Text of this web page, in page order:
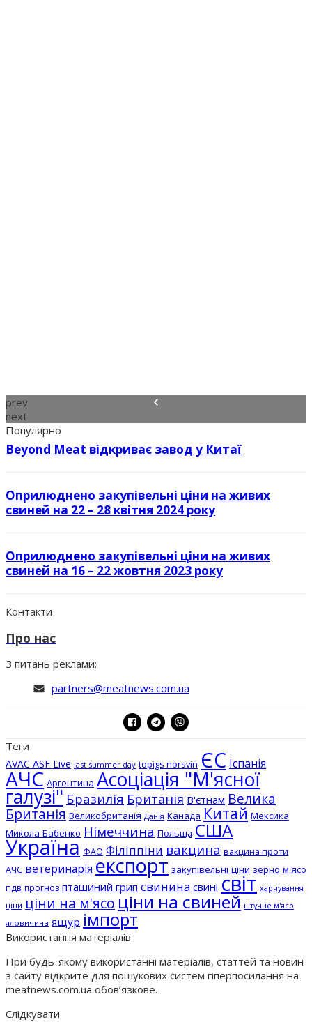
prev
next
Популярно
Beyond Meat відкриває завод у Китаї
Оприлюднено закупівельні ціни на живих
свиней на 22 – 28 квітня 2024 року
Оприлюднено закупівельні ціни на живих
свиней на 16 – 22 жовтня 2023 року
Контакти
Про нас
З питань реклами:
partners@meatnews.com.ua
Теги
AVAC ASF Live last summer day topigs norsvin ЄС Іспанія
АЧС Аргентина Асоціація "М'ясної
галузі" Бразилія Британія В'єтнам Велика
Британія Великобританія Данія Канада Китай Мексика
Микола Бабенко Німеччина Польща США
Україна ФАО Філіппіни вакцина вакцина проти
АЧС ветеринарія експорт закупівельні ціни зерно м'ясо
пдв прогноз пташиний грип свинина свині світ харчування
ціни ціни на м'ясо ціни на свиней штучне м'ясо
яловичина ящур імпорт
Використання матеріалів
При будь-якому використанні матеріалів, статтей та новин
з сайту відкрите для пошукових систем гіперпосилання на
meatnews.com.ua обов’язкове.
Слідкувати